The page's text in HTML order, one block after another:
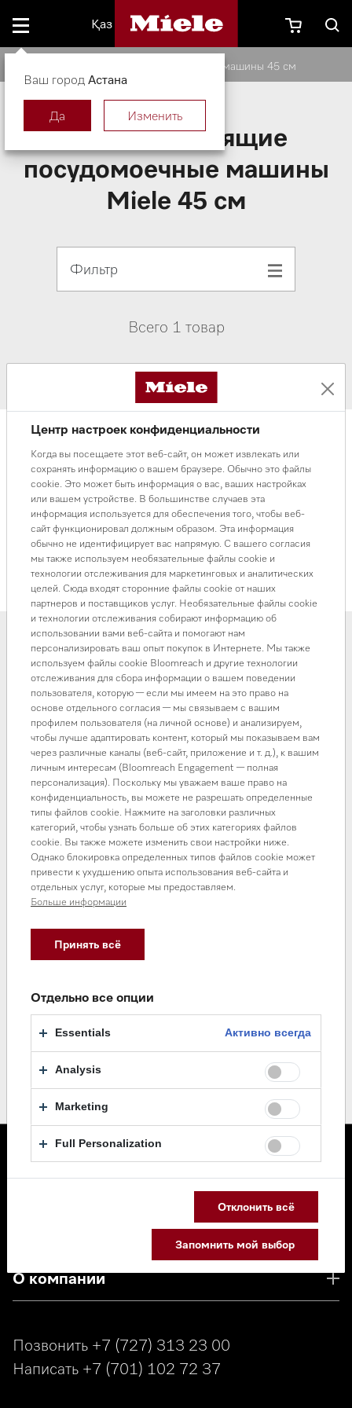
Қаз
Отдельно стоящие посудомоечные машины 45 см
Отдельностоящие
посудомоечные машины
Miele 45 см
Фильтр
Всего 1 товар
Посудомоечная машина 45 см
Посудомоечная машина G5430 SC BRWS
Active
Silver
596 000 ₸
Нет в наличии
В корзину
Центр настроек конфиденциальности
Когда вы посещаете этот веб-сайт, он может извлекать или
сохранять информацию о вашем браузере. Обычно это файлы
cookie. Это может быть информация о вас, ваших настройках
или вашем устройстве. В большинстве случаев эта
информация используется для обеспечения того, чтобы веб-
сайт функционировал должным образом. Эта информация
обычно не идентифицирует вас напрямую. С вашего согласия
мы также используем необязательные файлы cookie и
технологии отслеживания для маркетинговых и аналитических
целей. Сюда входят сторонние файлы cookie от наших
партнеров и поставщиков услуг. Необязательные файлы cookie
и технологии отслеживания собирают информацию об
использовании вами веб-сайта и помогают нам
персонализировать ваш опыт покупок в Интернете. Мы также
используем файлы cookie Bloomreach и другие технологии
отслеживания для сбора информации о вашем поведении
пользователя, которую — если мы имеем на это право на
основе отдельного согласия — мы связываем с вашим
профилем пользователя (на личной основе) и анализируем,
чтобы лучше адаптировать контент, который мы показываем вам
через различные каналы (веб-сайт, приложение и т. д.), к вашим
личным интересам (Bloomreach Engagement — полная
персонализация). Поскольку мы уважаем ваше право на
конфиденциальность, вы можете не разрешать определенные
типы файлов cookie. Нажмите на заголовки различных
категорий, чтобы узнать больше об этих категориях файлов
cookie. Вы также можете изменить свои настройки ниже.
Однако блокировка определенных типов файлов cookie может
привести к ухудшению опыта использования веб-сайта и
отдельных услуг, которые мы предоставляем.
Больше информации
Принять всё
Отдельно все опции
Essentials Активно всегда
Analysis
Marketing
Full Personalization
Отклонить всё
Запомнить мой выбор
О компании
Позвонить +7 (727) 313 23 00
Написать +7 (701) 102 72 37
Ваш город Астана
Да Изменить